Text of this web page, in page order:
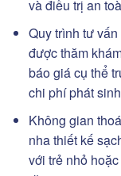
và điều trị an
Quy trình tư
được thăm
báo giá cụ thể
chi phí phát
Không gian
nha thiết kế
với trẻ nhỏ